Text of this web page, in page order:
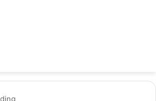
...